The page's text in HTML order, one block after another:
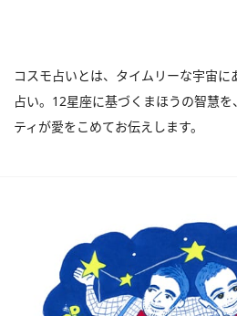
コスモ占いとは、タイムリーな宇宙
占い。12星座に基づくまほうの智慧
ティが愛をこめてお伝えします。